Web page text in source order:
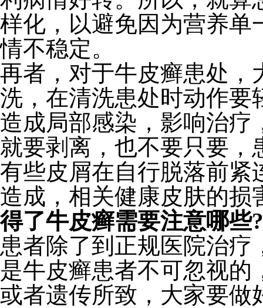
样化，以避免因为营养单
情不稳定。
再者，对于牛皮癣患处，
洗，在清洗患处时动作要
造成局部感染，影响治疗
就要剥离，也不要只要，
有些皮屑在自行脱落前紧
造成，相关健康皮肤的损
得了牛皮癣需要注意哪些?
患者除了到正规医院治
是牛皮癣患者不可忽视
或者遗传所致，大家要做